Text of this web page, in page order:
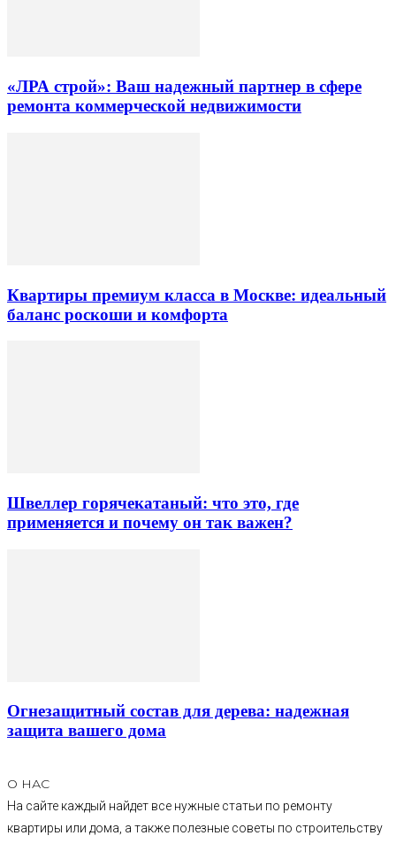
«ЛРА строй»: Ваш надежный партнер в сфере
ремонта коммерческой недвижимости
Квартиры премиум класса в Москве: идеальный
баланс роскоши и комфорта
Швеллер горячекатаный: что это, где
применяется и почему он так важен?
Огнезащитный состав для дерева: надежная
защита вашего дома
О НАС
На сайте каждый найдет все нужные статьи по ремонту
квартиры или дома, а также полезные советы по строительству